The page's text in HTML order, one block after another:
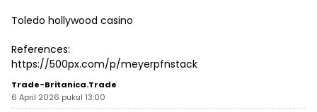
Toledo hollywood casino
References:
https://500px.com/p/meyerpfnstack
Trade-Britanica.trade
6 April 2026 pukul 13:00